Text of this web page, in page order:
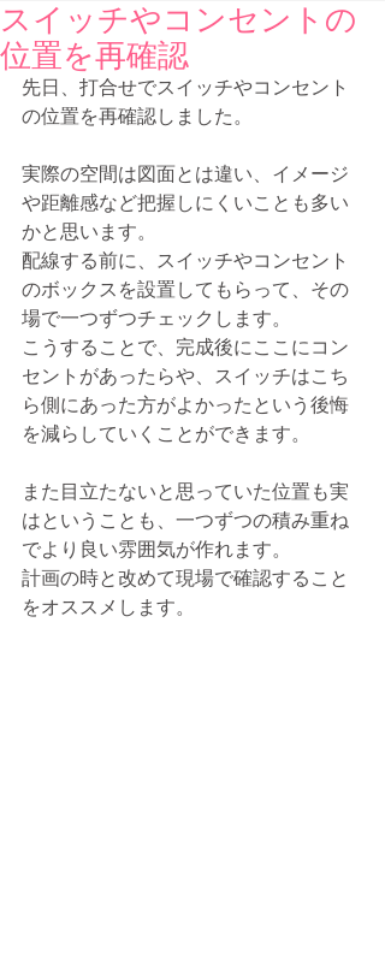
スイッチやコンセントの
位置を再確認
先日、打合せでスイッチやコンセント
の位置を再確認しました。
実際の空間は図面とは違い、イメージ
や距離感など把握しにくいことも多い
かと思います。
配線する前に、スイッチやコンセント
のボックスを設置してもらって、その
場で一つずつチェックします。
こうすることで、完成後にここにコン
セントがあったらや、スイッチはこち
ら側にあった方がよかったという後悔
を減らしていくことができます。
また目立たないと思っていた位置も実
はということも、一つずつの積み重ね
でより良い雰囲気が作れます。
計画の時と改めて現場で確認すること
をオススメします。